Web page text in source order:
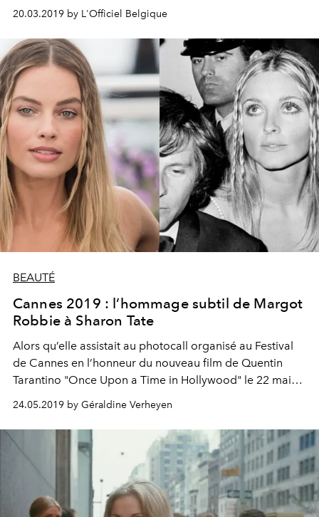
Tarentino qui voit le jour. Et elle s’annonce démente.
20.03.2019 by L'Officiel Belgique
BEAUTÉ
Cannes 2019 : l’hommage subtil de Margot
Robbie à Sharon Tate
Alors qu’elle assistait au photocall organisé au Festival
de Cannes en l’honneur du nouveau film de Quentin
Tarantino "Once Upon a Time in Hollywood" le 22 mai
dernier, Margot Robbie n’a rien laissé au hasard. A l’aide
de sa coiffure, l’actrice rendait ainsi hommage à Sharon
Tate, qu’elle incarne dans le long-métrage.
24.05.2019 by Géraldine Verheyen